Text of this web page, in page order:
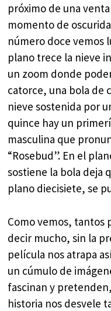
próximo de una
momento de
número doce vemos
plano trece la nieve
un zoom donde
catorce, una bola de
nieve sostenida por
quince hay un
masculina que
“Rosebud”. En el
sostiene la bola deja
plano diecisiete, se
Como vemos, tantos
decir mucho, sin la
película nos atrapa
un cúmulo de
fascinan y
historia nos desvele